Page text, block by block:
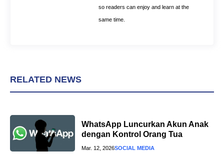
so readers can enjoy and learn at the
same time.
RELATED NEWS
WhatsApp Luncurkan Akun Anak
dengan Kontrol Orang Tua
Mar. 12, 2026SOCIAL MEDIA